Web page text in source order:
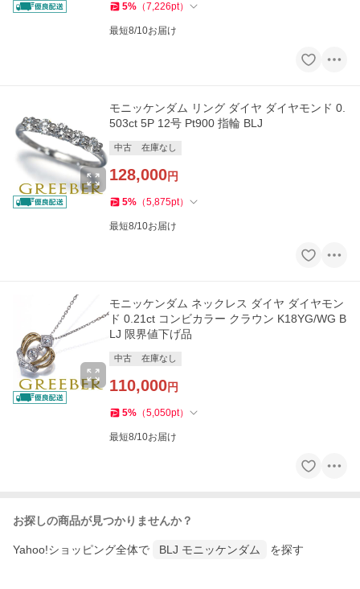
5% （7,226pt）
最短8/10お届け
モニッケンダム リング ダイヤ ダイヤモンド 0.
503ct 5P 12号 Pt900 指輪 BLJ
中古 在庫なし
128,000円
5% （5,875pt）
最短8/10お届け
モニッケンダム ネックレス ダイヤ ダイヤモン
ド 0.21ct コンビカラー クラウン K18YG/WG B
LJ 限界値下げ品
中古 在庫なし
110,000円
5% （5,050pt）
最短8/10お届け
お探しの商品が見つかりませんか？
Yahoo!ショッピング全体で BLJ モニッケンダム を探す